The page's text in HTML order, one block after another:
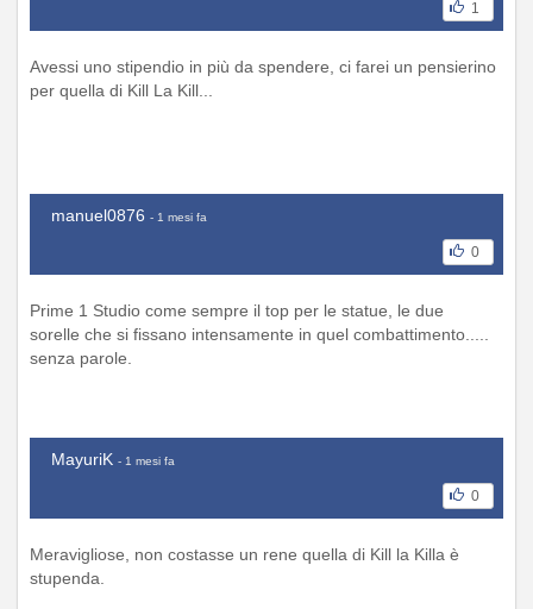
1
Avessi uno stipendio in più da spendere, ci farei un pensierino
per quella di Kill La Kill...
manuel0876 - 1 mesi fa
0
Prime 1 Studio come sempre il top per le statue, le due
sorelle che si fissano intensamente in quel combattimento.....
senza parole.
MayuriK - 1 mesi fa
0
Meravigliose, non costasse un rene quella di Kill la Killa è
stupenda.